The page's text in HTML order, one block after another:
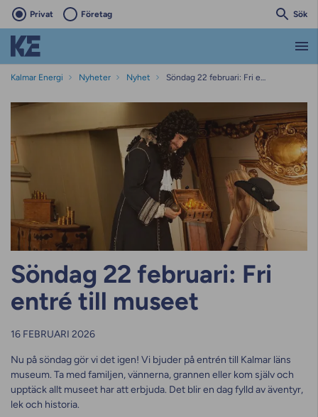
Privat Företag Sök
Kalmar Energi Nyheter Nyhet Söndag 22 februari: Fri entré till museet
Söndag 22 februari: Fri
entré till museet
16 FEBRUARI 2026
Nu på söndag gör vi det igen! Vi bjuder på entrén till Kalmar läns
museum. Ta med familjen, vännerna, grannen eller kom själv och
upptäck allt museet har att erbjuda. Det blir en dag fylld av äventyr,
lek och historia.